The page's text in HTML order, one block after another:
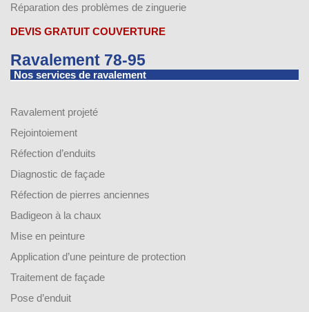
Réparation des problèmes de zinguerie
DEVIS GRATUIT COUVERTURE
Ravalement 78-95
Nos services de ravalement
Ravalement projeté
Rejointoiement
Réfection d’enduits
Diagnostic de façade
Réfection de pierres anciennes
Badigeon à la chaux
Mise en peinture
Application d’une peinture de protection
Traitement de façade
Pose d’enduit